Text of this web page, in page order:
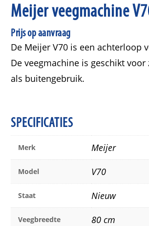
Meijer veegmachine
Prijs op aanvraag
De Meijer V70 is een achterloop
De veegmachine is geschikt
als buitengebruik.
SPECIFICATIES
Merk Meijer
Model V70
Staat Nieuw
Veegbreedte 80 cm